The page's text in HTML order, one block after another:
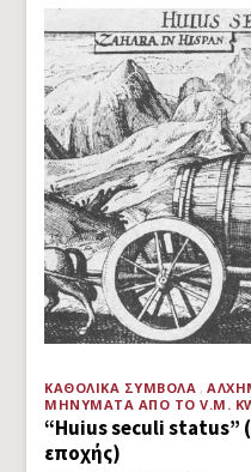
ΚΑΘΟΛΙΚΆ ΣΎΜΒΟΛΑ
ΜΗΝΎΜΑΤΑ ΑΠΌ ΤΟ V.M.
“Huius seculi status”
εποχής)